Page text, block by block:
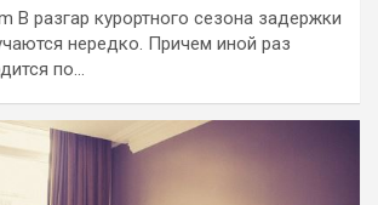
В разгар курортного сезона задержки
нередко. Причем иной раз
по…